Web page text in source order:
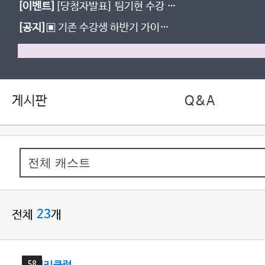
[이벤트]
[당첨자발표] 팀기현 수강 후
기 이벤트
[공지]
▣ 기존 수강생 하반기 가이드
게시판 Q&A
전체 23개